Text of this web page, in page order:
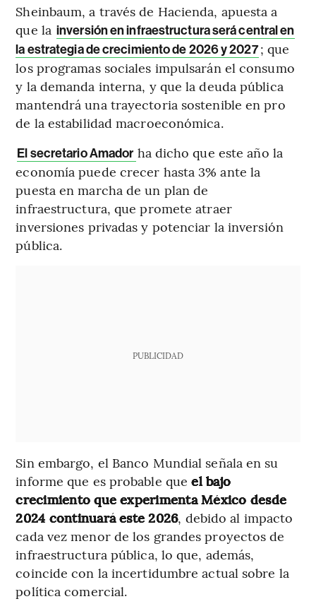
Sheinbaum, a través de Hacienda, apuesta a
que la inversión en infraestructura será central en
la estrategia de crecimiento de 2026 y 2027; que
los programas sociales impulsarán el consumo
y la demanda interna, y que la deuda pública
mantendrá una trayectoria sostenible en pro
de la estabilidad macroeconómica.
El secretario Amador ha dicho que este año la
economía puede crecer hasta 3% ante la
puesta en marcha de un plan de
infraestructura, que promete atraer
inversiones privadas y potenciar la inversión
pública.
PUBLICIDAD
Sin embargo, el Banco Mundial señala en su
informe que es probable que el bajo
crecimiento que experimenta México desde
2024 continuará este 2026, debido al impacto
cada vez menor de los grandes proyectos de
infraestructura pública, lo que, además,
coincide con la incertidumbre actual sobre la
política comercial.